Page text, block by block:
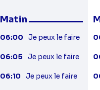
Matin
06:00 Je peux le faire
06:05 Je peux le faire
06:10 Je peux le faire